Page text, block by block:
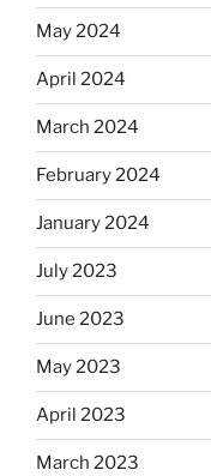
May 2024
April 2024
March 2024
February 2024
January 2024
July 2023
June 2023
May 2023
April 2023
March 2023